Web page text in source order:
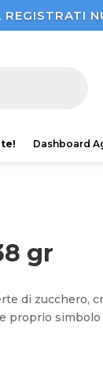
Dashboard
gr
di zucchero,
proprio simbolo